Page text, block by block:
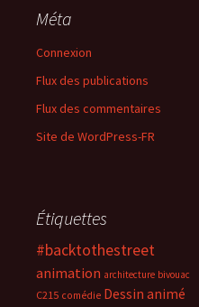
Méta
Connexion
Flux des publications
Flux des commentaires
Site de WordPress-FR
Étiquettes
#backtothestreet
animation architecture bivouac
C215 comédie Dessin animé